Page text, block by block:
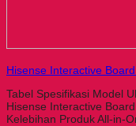
Hisense Interactive
Tabel Spesifikasi Model
Hisense Interactive
Kelebihan Produk All-in-